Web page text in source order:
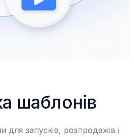
шаблонів
запусків, розпродажів і